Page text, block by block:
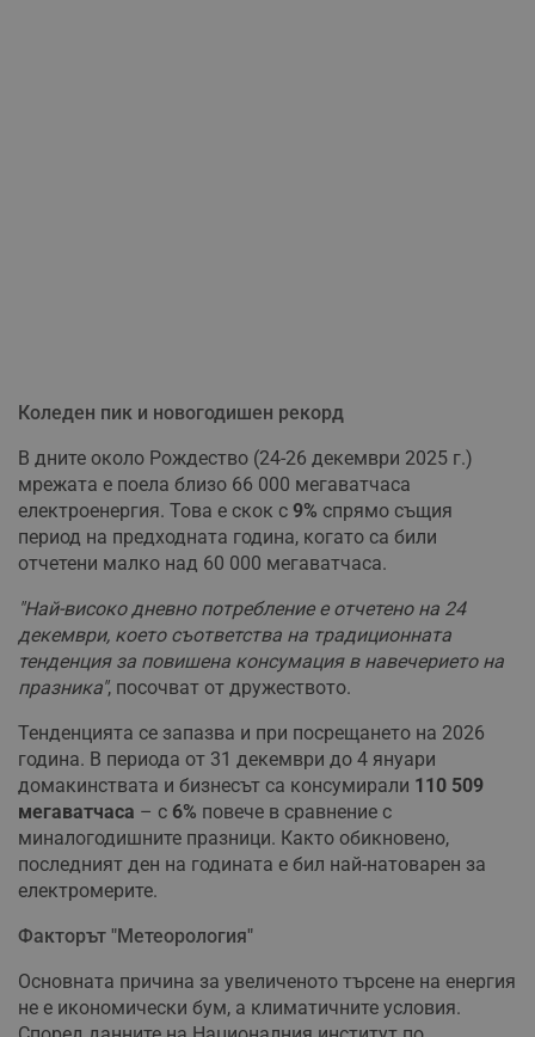
Коледен пик и новогодишен рекорд
В дните около Рождество (24-26 декември 2025 г.)
мрежата е поела близо 66 000 мегаватчаса
електроенергия. Това е скок с 9% спрямо същия
период на предходната година, когато са били
отчетени малко над 60 000 мегаватчаса.
"Най-високо дневно потребление е отчетено на 24
декември, което съответства на традиционната
тенденция за повишена консумация в навечерието на
празника", посочват от дружеството.
Тенденцията се запазва и при посрещането на 2026
година. В периода от 31 декември до 4 януари
домакинствата и бизнесът са консумирали 110 509
мегаватчаса – с 6% повече в сравнение с
миналогодишните празници. Както обикновено,
последният ден на годината е бил най-натоварен за
електромерите.
Факторът "Метеорология"
Основната причина за увеличеното търсене на енергия
не е икономически бум, а климатичните условия.